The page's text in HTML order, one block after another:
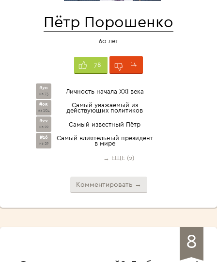
Пётр Порошенко
60 лет
78 14
#70
из 73 Личность начала XXI века
#95
из 104
Самый уважаемый из
действующих политиков
#22
из 22 Самый известный Пётр
#16
из 29
Самый влиятельный президент
в мире
→ ЕЩЁ (2)
Комментировать →
8